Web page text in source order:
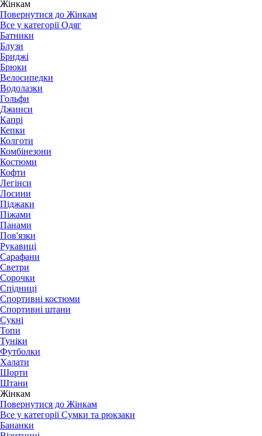
Жінкам
Повернутися до Жінкам
Все у категорії Одяг
Батники
Блузи
Бриджі
Брюки
Велосипедки
Водолазки
Гольфи
Джинси
Капрі
Кепки
Колготи
Комбінезони
Костюми
Кофти
Легінси
Лосини
Піджаки
Піжами
Панами
Пов'язки
Рукавиці
Сарафани
Светри
Сорочки
Спідниці
Спортивні костюми
Спортивні штани
Сукні
Топи
Туніки
Футболки
Халати
Шорти
Штани
Жінкам
Повернутися до Жінкам
Все у категорії Сумки та рюкзаки
Бананки